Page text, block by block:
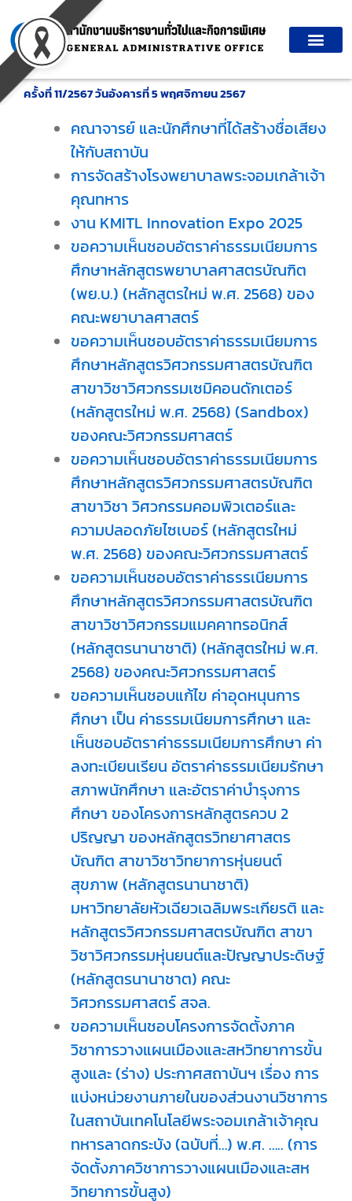
content
ครั้งที่ 11/2567 วันอังคารที่ 5 พฤศจิกายน 2567
คณาจารย์ และนักศึกษาที่ได้สร้างชื่อเสียง
ให้กับสถาบัน
การจัดสร้างโรงพยาบาลพระจอมเกล้าเจ้า
คุณทหาร
งาน KMITL Innovation Expo 2025
ขอความเห็นชอบอัตราค่าธรรมเนียมการ
ศึกษาหลักสูตรพยาบาลศาสตรบัณฑิต
(พย.บ.) (หลักสูตรใหม่ พ.ศ. 2568) ของ
คณะพยาบาลศาสตร์
ขอความเห็นชอบอัตราค่าธรรมเนียมการ
ศึกษาหลักสูตรวิศวกรรมศาสตรบัณฑิต
สาขาวิชาวิศวกรรมเซมิคอนดักเตอร์
(หลักสูตรใหม่ พ.ศ. 2568) (Sandbox)
ของคณะวิศวกรรมศาสตร์
ขอความเห็นชอบอัตราค่าธรรมเนียมการ
ศึกษาหลักสูตรวิศวกรรมศาสตรบัณฑิต
สาขาวิชา วิศวกรรมคอมพิวเตอร์และ
ความปลอดภัยไซเบอร์ (หลักสูตรใหม่
พ.ศ. 2568) ของคณะวิศวกรรมศาสตร์
ขอความเห็นชอบอัตราค่าธรรเนียมการ
ศึกษาหลักสูตรวิศวกรรมศาสตรบัณฑิต
สาขาวิชาวิศวกรรมแมคคาทรอนิกส์
(หลักสูตรนานาชาติ) (หลักสูตรใหม่ พ.ศ.
2568) ของคณะวิศวกรรมศาสตร์
ขอความเห็นชอบแก้ไข ค่าอุดหนุนการ
ศึกษา เป็น ค่าธรรมเนียมการศึกษา และ
เห็นชอบอัตราค่าธรรมเนียมการศึกษา ค่า
ลงทะเบียนเรียน อัตราค่าธรรมเนียมรักษา
สภาพนักศึกษา และอัตราค่าบำรุงการ
ศึกษา ของโครงการหลักสูตรควบ 2
ปริญญา ของหลักสูตรวิทยาศาสตร
บัณฑิต สาขาวิชาวิทยาการหุ่นยนต์
สุขภาพ (หลักสูตรนานาชาติ)
มหาวิทยาลัยหัวเฉียวเฉลิมพระเกียรติ และ
หลักสูตรวิศวกรรมศาสตรบัณฑิต สาขา
วิชาวิศวกรรมหุ่นยนต์และปัญญาประดิษฐ์
(หลักสูตรนานาชาต) คณะ
วิศวกรรมศาสตร์ สจล.
ขอความเห็นชอบโครงการจัดตั้งภาค
วิชาการวางแผนเมืองและสหวิทยาการขั้น
สูงและ (ร่าง) ประกาศสถาบันฯ เรื่อง การ
แบ่งหน่วยงานภายในของส่วนงานวิชาการ
ในสถาบันเทคโนโลยีพระจอมเกล้าเจ้าคุณ
ทหารลาดกระบัง (ฉบับที่…) พ.ศ. ….. (การ
จัดตั้งภาควิชาการวางแผนเมืองและสห
วิทยาการขั้นสูง)